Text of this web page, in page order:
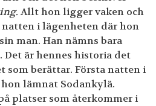
Allt hon ligger vaken och
i lägenheten där hon
man. Han nämns bara
är hennes historia det
som berättar. Första natten i
lämnat Sodankylä.
platser som återkommer i